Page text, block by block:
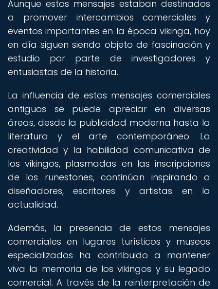
Aunque estos mensajes estaban destinados
a promover intercambios comerciales y
eventos importantes en la época vikinga, hoy
en día siguen siendo objeto de fascinación y
estudio por parte de investigadores y
entusiastas de la historia.
La influencia de estos mensajes comerciales
antiguos se puede apreciar en diversas
áreas, desde la publicidad moderna hasta la
literatura y el arte contemporáneo. La
creatividad y la habilidad comunicativa de
los vikingos, plasmadas en las inscripciones
de los runestones, continúan inspirando a
diseñadores, escritores y artistas en la
actualidad.
Además, la presencia de estos mensajes
comerciales en lugares turísticos y museos
especializados ha contribuido a mantener
viva la memoria de los vikingos y su legado
comercial. A través de la reinterpretación de